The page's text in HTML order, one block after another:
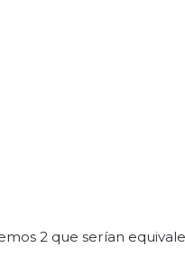
2 que serían